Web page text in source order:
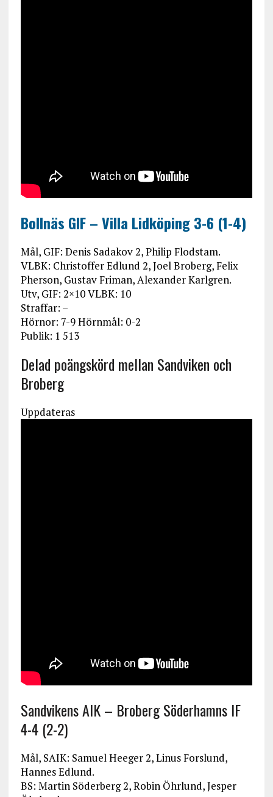
Bollnäs GIF – Villa Lidköping 3-6 (1-4)
Mål, GIF: Denis Sadakov 2, Philip Flodstam.
VLBK: Christoffer Edlund 2, Joel Broberg, Felix
Pherson, Gustav Friman, Alexander Karlgren.
Utv, GIF: 2×10 VLBK: 10
Straffar: –
Hörnor: 7-9 Hörnmål: 0-2
Publik: 1 513
Delad poängskörd mellan Sandviken och
Broberg
Uppdateras
Sandvikens AIK – Broberg Söderhamns IF
4-4 (2-2)
Mål, SAIK: Samuel Heeger 2, Linus Forslund,
Hannes Edlund.
BS: Martin Söderberg 2, Robin Öhrlund, Jesper